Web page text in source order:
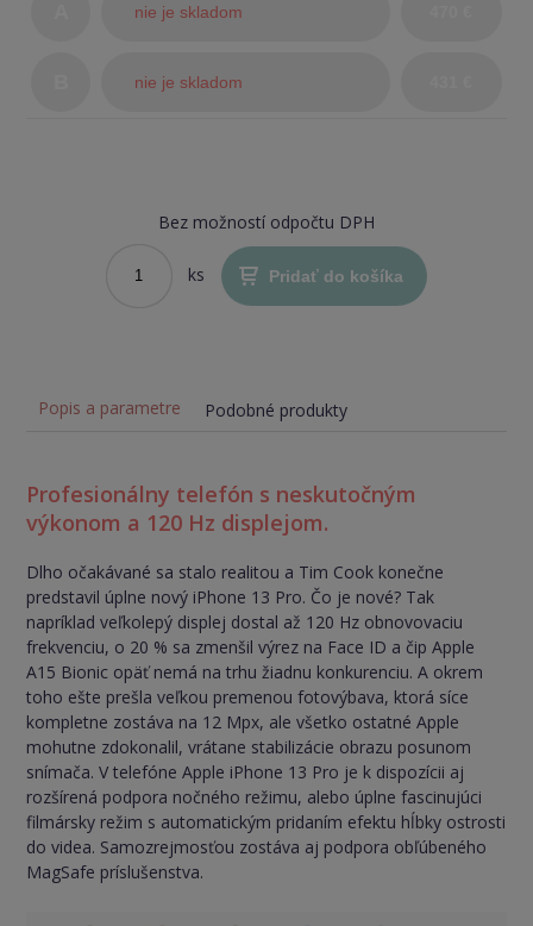
nie je skladom
nie je skladom
Bez možností odpočtu DPH
ks Pridať do košíka
Popis a parametre Podobné produkty
Profesionálny telefón s neskutočným
výkonom a 120 Hz displejom.
Dlho očakávané sa stalo realitou a Tim Cook konečne
predstavil úplne nový iPhone 13 Pro. Čo je nové? Tak
napríklad veľkolepý displej dostal až 120 Hz obnovovaciu
frekvenciu, o 20 % sa zmenšil výrez na Face ID a čip Apple
A15 Bionic opäť nemá na trhu žiadnu konkurenciu. A okrem
toho ešte prešla veľkou premenou fotovýbava, ktorá síce
kompletne zostáva na 12 Mpx, ale všetko ostatné Apple
mohutne zdokonalil, vrátane stabilizácie obrazu posunom
snímača. V telefóne Apple iPhone 13 Pro je k dispozícii aj
rozšírená podpora nočného režimu, alebo úplne fascinujúci
filmársky režim s automatickým pridaním efektu hĺbky ostrosti
do videa. Samozrejmosťou zostáva aj podpora obľúbeného
MagSafe príslušenstva.